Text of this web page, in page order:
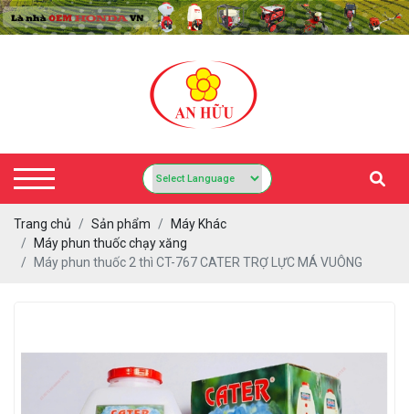
Trang chủ Sản phẩm
Máy Khác
Máy phun thuốc chạy xăng
Máy phun thuốc 2 thì CT-767 CATER TRỢ LỰC MÁ VUÔNG